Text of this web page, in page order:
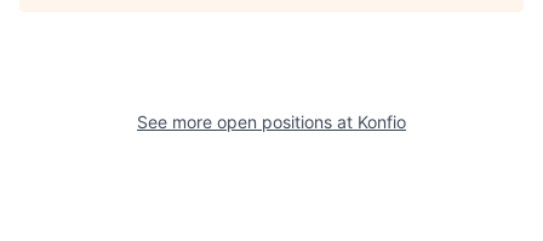
See more open positions at Konfio